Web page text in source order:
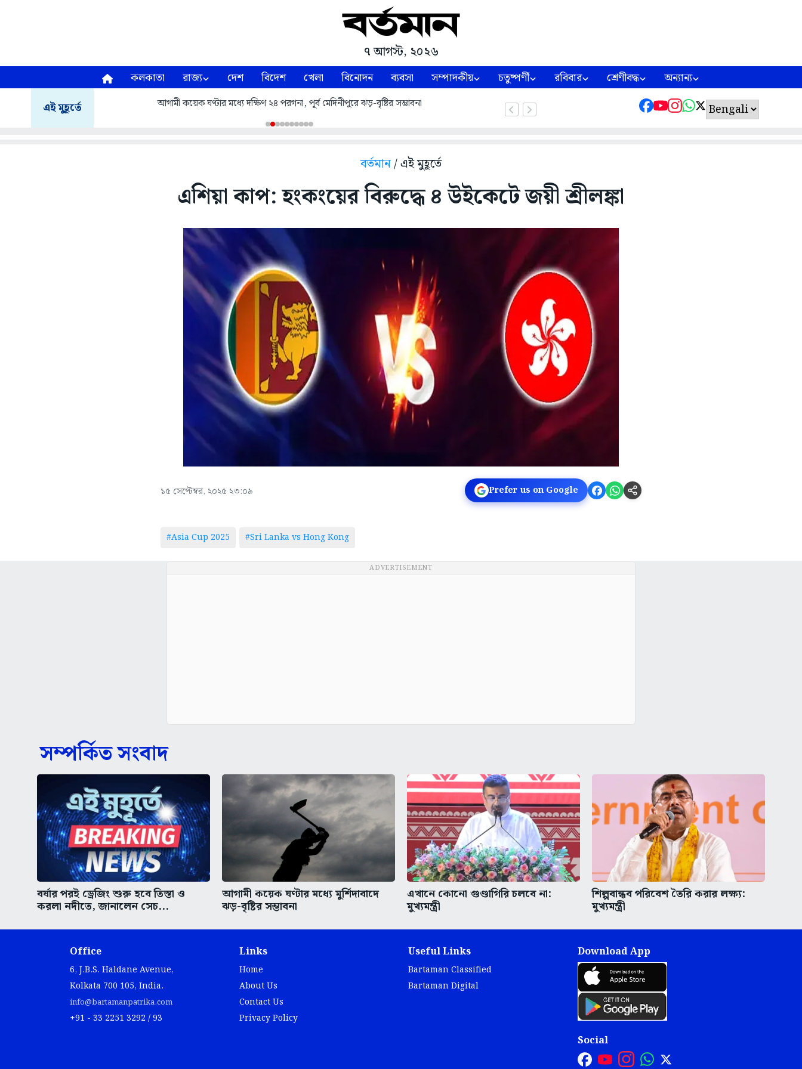
৭ আগস্ট, ২০২৬
কলকাতা রাজ্য দেশ বিদেশ খেলা বিনোদন ব্যবসা সম্পাদকীয় চতুষ্পর্ণী রবিবার শ্রেণীবদ্ধ অন্যান্য
এই মুহূর্তে আগামী কয়েক ঘণ্টার মধ্যে দক্ষিণ ২৪ পরগনা, পূর্ব মেদিনীপুরে ঝড়-বৃষ্টির সম্ভাবনা
বর্তমান/ এই মুহূর্তে
এশিয়া কাপ: হংকংয়ের বিরুদ্ধে ৪ উইকেটে জয়ী শ্রীলঙ্কা
১৫ সেপ্টেম্বর, ২০২৫ ২৩:০৯ Prefer us on Google
#Asia Cup 2025 #Sri Lanka vs Hong Kong
ADVERTISEMENT
সম্পর্কিত সংবাদ
বর্ষার পরই ড্রেজিং শুরু হবে তিস্তা ও
করলা নদীতে, জানালেন সেচ...
আগামী কয়েক ঘণ্টার মধ্যে মুর্শিদাবাদে
ঝড়-বৃষ্টির সম্ভাবনা
এখানে কোনো গুণ্ডাগিরি চলবে না:
মুখ্যমন্ত্রী
শিল্পবান্ধব পরিবেশ তৈরি করার লক্ষ্য:
মুখ্যমন্ত্রী
Office
6, J.B.S. Haldane Avenue,
Kolkata 700 105, India.
info@bartamanpatrika.com
+91 - 33 2251 3292 / 93
Links
Home
About Us
Contact Us
Privacy Policy
Useful Links
Bartaman Classified
Bartaman Digital
Download App
Social